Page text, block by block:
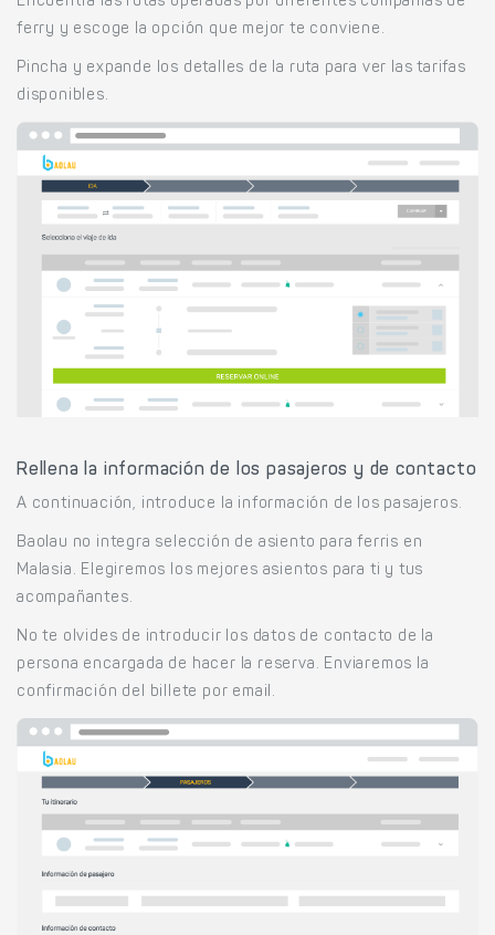
ferry y escoge la opción que mejor te conviene.
Pincha y expande los detalles de la ruta para ver las tarifas
disponibles.
Rellena la información de los pasajeros y de contacto
A continuación, introduce la información de los pasajeros.
Baolau no integra selección de asiento para ferris en
Malasia. Elegiremos los mejores asientos para ti y tus
acompañantes.
No te olvides de introducir los datos de contacto de la
persona encargada de hacer la reserva. Enviaremos la
confirmación del billete por email.